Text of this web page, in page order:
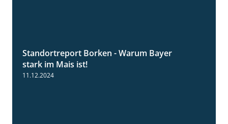
Standortreport Borken - Warum Bayer
stark im Mais ist!
11.12.2024